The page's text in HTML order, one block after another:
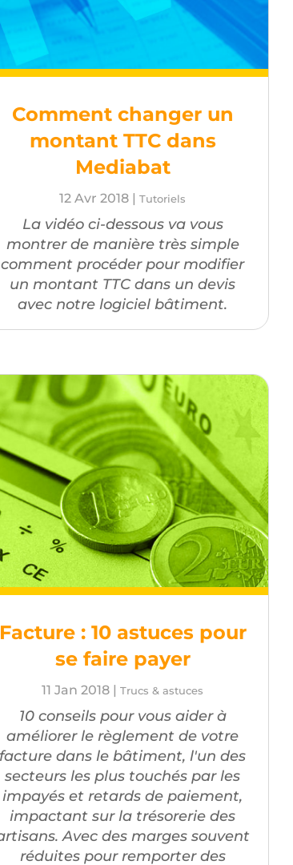
Comment changer un
montant TTC dans
Mediabat
12 Avr 2018 |Tutoriels
La vidéo ci-dessous va vous
montrer de manière très simple
comment procéder pour modifier
un montant TTC dans un devis
avec notre logiciel bâtiment.
: 10 astuces pour
se faire payer
11 Jan 2018 |Trucs & astuces
10 conseils pour vous aider à
améliorer le règlement de votre
facture dans le bâtiment, l'un des
secteurs les plus touchés par les
impayés et retards de paiement,
impactant sur la trésorerie des
Avec des marges souvent
réduites pour remporter des